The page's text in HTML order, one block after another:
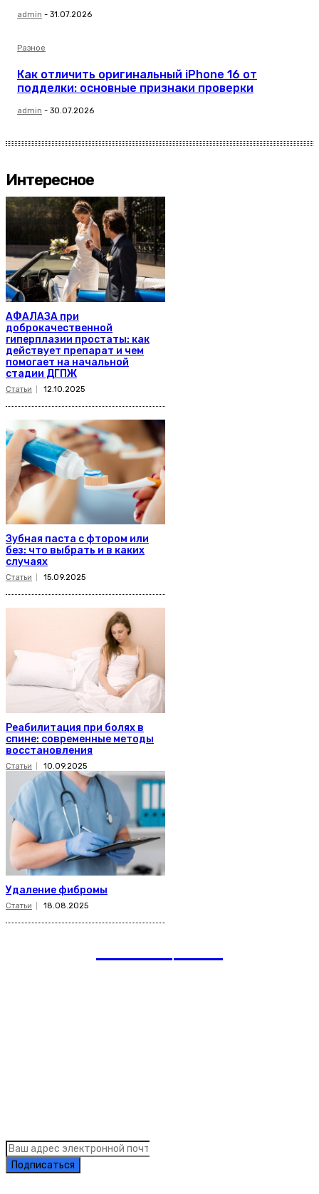
admin - 31.07.2026
Разное
Как отличить оригинальный iPhone 16 от
подделки: основные признаки проверки
admin - 30.07.2026
Интересное
АФАЛАЗА при
доброкачественной
гиперплазии простаты: как
действует препарат и чем
помогает на начальной
стадии ДГПЖ
Статьи 12.10.2025
Зубная паста с фтором или
без: что выбрать и в каких
случаях
Статьи 15.09.2025
Реабилитация при болях в
спине: современные методы
восстановления
Статьи 10.09.2025
Удаление фибромы
Статьи 18.08.2025
Подписаться